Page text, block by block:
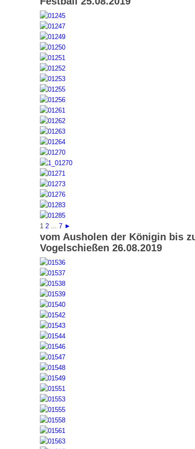
1 2 ... 7 ►
vom Ausholen der Königin bis
Vogelschießen 26.08.2019